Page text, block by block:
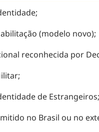
(modelo novo);
reconhecida por
de Estrangeiros;
no Brasil ou no